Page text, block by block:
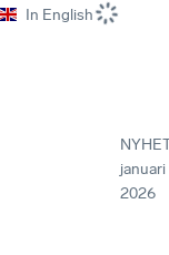
In English
januari
2026